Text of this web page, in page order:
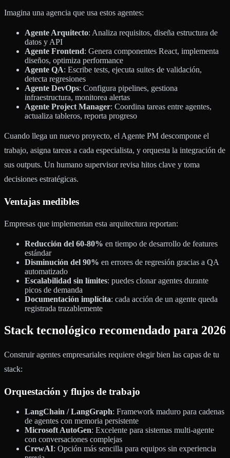
Imagina una agencia que usa estos agentes:
Agente Arquitecto: Analiza requisitos, diseña estructura de
datos y API
Agente Frontend: Genera componentes React, implementa
diseños, optimiza performance
Agente QA: Escribe tests, ejecuta suites de validación,
detecta regresiones
Agente DevOps: Configura pipelines, gestiona
infraestructura, monitorea alertas
Agente Project Manager: Coordina tareas entre agentes,
actualiza tableros, reporta progreso
Cuando llega un nuevo proyecto, el Agente PM descompone el
trabajo, asigna tareas a cada especialista, y orquesta la integración de
sus outputs. Un humano supervisor revisa hitos clave y toma
decisiones estratégicas.
Ventajas medibles
Empresas que implementan esta arquitectura reportan:
Reducción del 60-80% en tiempo de desarrollo de features
estándar
Disminución del 90% en errores de regresión gracias a QA
automatizado
Escalabilidad sin límites: puedes clonar agentes durante
picos de demanda
Documentación implícita: cada acción de un agente queda
registrada trazablemente
Stack tecnológico recomendado para 2026
Construir agentes empresariales requiere elegir bien las capas de tu
stack:
Orquestación y flujos de trabajo
LangChain / LangGraph: Framework maduro para cadenas
de agentes con memoria persistente
Microsoft AutoGen: Excelente para sistemas multi-agente
con conversaciones complejas
CrewAI: Opción más sencilla para equipos sin experiencia